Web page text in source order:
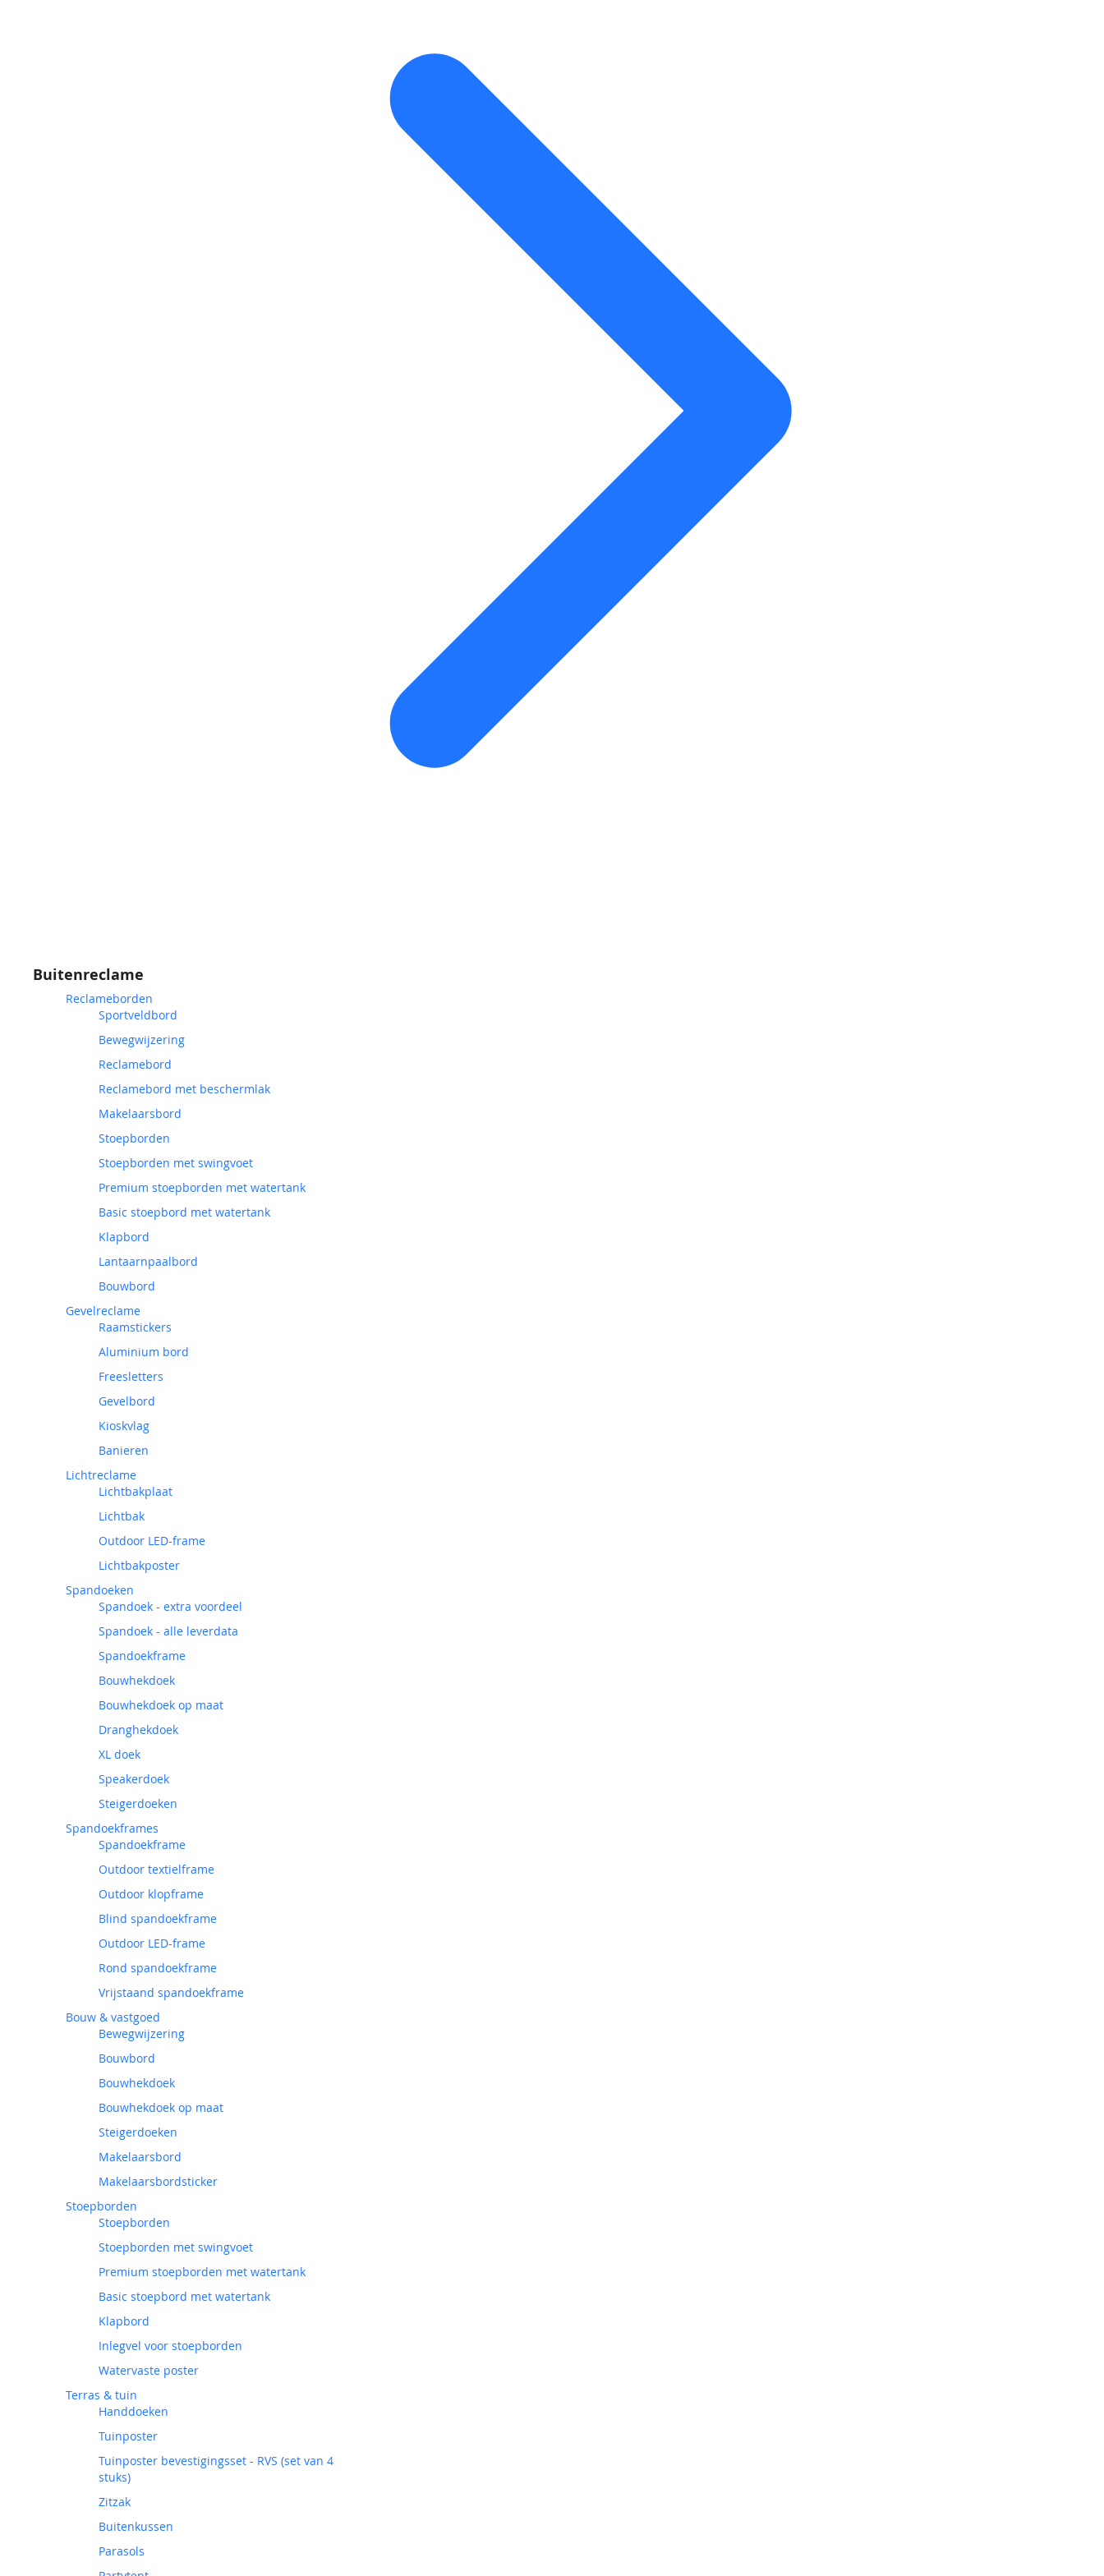
Buitenreclame
Reclameborden
Sportveldbord
Bewegwijzering
Reclamebord
Reclamebord met beschermlak
Makelaarsbord
Stoepborden
Stoepborden met swingvoet
Premium stoepborden met watertank
Basic stoepbord met watertank
Klapbord
Lantaarnpaalbord
Bouwbord
Gevelreclame
Raamstickers
Aluminium bord
Freesletters
Gevelbord
Kioskvlag
Banieren
Lichtreclame
Lichtbakplaat
Lichtbak
Outdoor LED-frame
Lichtbakposter
Spandoeken
Spandoek - extra voordeel
Spandoek - alle leverdata
Spandoekframe
Bouwhekdoek
Bouwhekdoek op maat
Dranghekdoek
XL doek
Speakerdoek
Steigerdoeken
Spandoekframes
Spandoekframe
Outdoor textielframe
Outdoor klopframe
Blind spandoekframe
Outdoor LED-frame
Rond spandoekframe
Vrijstaand spandoekframe
Bouw & vastgoed
Bewegwijzering
Bouwbord
Bouwhekdoek
Bouwhekdoek op maat
Steigerdoeken
Makelaarsbord
Makelaarsbordsticker
Stoepborden
Stoepborden
Stoepborden met swingvoet
Premium stoepborden met watertank
Basic stoepbord met watertank
Klapbord
Inlegvel voor stoepborden
Watervaste poster
Terras & tuin
Handdoeken
Tuinposter
Tuinposter bevestigingsset - RVS (set van 4
stuks)
Zitzak
Buitenkussen
Parasols